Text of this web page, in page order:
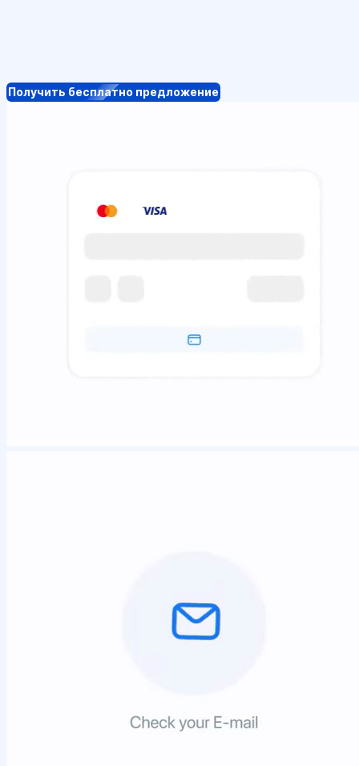
Получить бесплатно предложение